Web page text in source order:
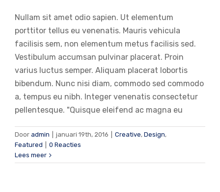
Nullam sit amet odio sapien. Ut elementum
porttitor tellus eu venenatis. Mauris vehicula
facilisis sem, non elementum metus facilisis sed.
Vestibulum accumsan pulvinar placerat. Proin
varius luctus semper. Aliquam placerat lobortis
bibendum. Nunc nisi diam, commodo sed commodo
a, tempus eu nibh. Integer venenatis consectetur
pellentesque. "Quisque eleifend ac magna eu
Door admin januari 19th, 2016 Creative, Design,
Featured
0 Reacties
Lees meer
Pellentesque gravida augue orci,